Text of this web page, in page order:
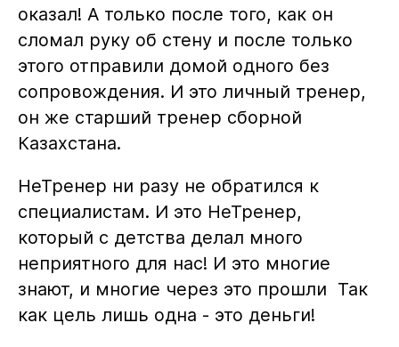
оказал! А только после того, как он
сломал руку об стену и после только
этого отправили домой одного без
сопровождения. И это личный тренер,
он же старший тренер сборной
Казахстана.
НеТренер ни разу не обратился к
специалистам. И это НеТренер,
который с детства делал много
неприятного для нас! И это многие
знают, и многие через это прошли Так
как цель лишь одна - это деньги!